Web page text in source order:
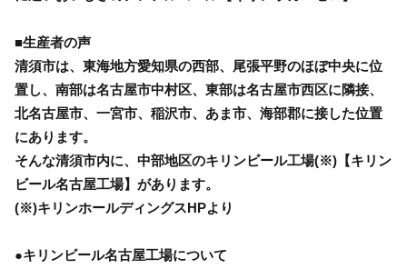
■生産者の声
清須市は、東海地方愛知県の西部、尾張平野のほぼ中央に位
置し、南部は名古屋市中村区、東部は名古屋市西区に隣接、
北名古屋市、一宮市、稲沢市、あま市、海部郡に接した位置
にあります。
そんな清須市内に、中部地区のキリンビール工場(※)【キリン
ビール名古屋工場】があります。
(※)キリンホールディングスHPより
●キリンビール名古屋工場について